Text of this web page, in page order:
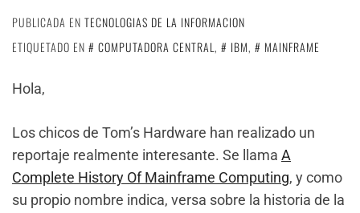
PUBLICADA EN TECNOLOGIAS DE LA INFORMACION
ETIQUETADO EN
COMPUTADORA CENTRAL, IBM, MAINFRAME
Hola,
Los chicos de Tom’s Hardware han realizado un
reportaje realmente interesante. Se llama A
Complete History Of Mainframe Computing, y como
su propio nombre indica, versa sobre la historia de la